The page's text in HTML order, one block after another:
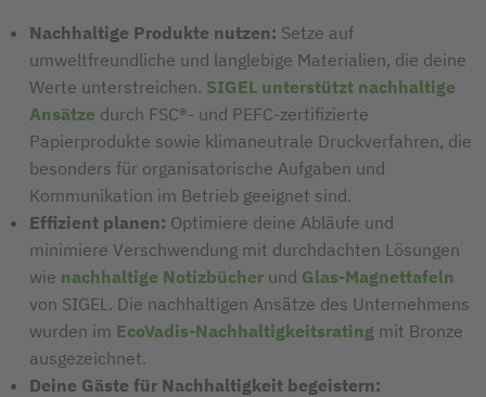
Nachhaltige Produkte nutzen: Setze auf
umweltfreundliche und langlebige Materialien, die deine
Werte unterstreichen. SIGEL unterstützt nachhaltige
Ansätze durch FSC®- und PEFC-zertifizierte
Papierprodukte sowie klimaneutrale Druckverfahren, die
besonders für organisatorische Aufgaben und
Kommunikation im Betrieb geeignet sind.
Effizient planen: Optimiere deine Abläufe und
minimiere Verschwendung mit durchdachten Lösungen
wie nachhaltige Notizbücher und Glas-Magnettafeln
von SIGEL. Die nachhaltigen Ansätze des Unternehmens
wurden im EcoVadis-Nachhaltigkeitsrating mit Bronze
ausgezeichnet.
Deine Gäste für Nachhaltigkeit begeistern: